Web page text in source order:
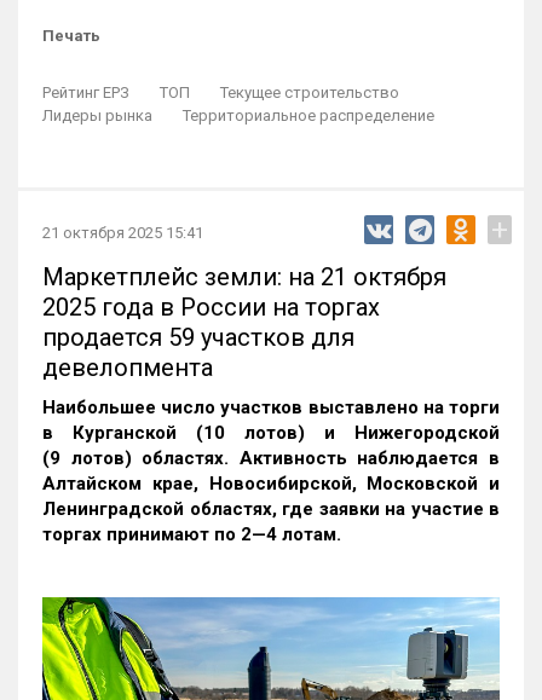
Печать
Рейтинг ЕРЗ ТОП
Текущее строительство
Лидеры рынка
Территориальное распределение
21 октября 2025 15:41 +
Маркетплейс земли: на 21 октября
2025 года в России на торгах
продается 59 участков для
девелопмента
Наибольшее число участков выставлено на торги
в Курганской (10 лотов) и Нижегородской
(9 лотов) областях. Активность наблюдается в
Алтайском крае, Новосибирской, Московской и
Ленинградской областях, где заявки на участие в
торгах принимают по 2—4 лотам.